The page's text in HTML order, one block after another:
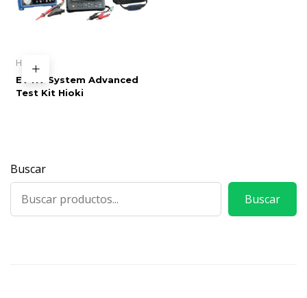
Hioki
EV HV System Advanced
Test Kit Hioki
Buscar
Buscar